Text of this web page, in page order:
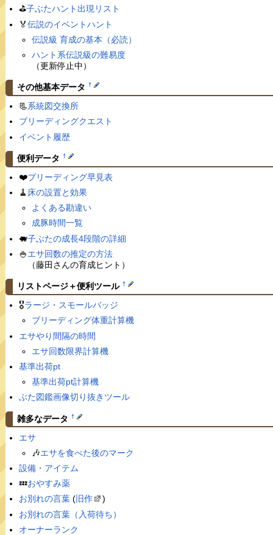
⛳️子ぶたハント出現リスト
🏅伝説のイベントハント
伝説級 育成の基本（必読）
ハント系伝説級の難易度
（更新停止中）
その他基本データ †
📃系統図交換所
ブリーディングクエスト
イベント履歴
便利データ †
❤️ブリーディング早見表
🧹 床の設置と効果
よくある勘違い
成豚時間一覧
🐖子ぶたの成長4段階の詳細
🍚エサ回数の推定の方法
（藤田さんの育成ヒント）
リストページ＋便利ツール †
🎖ラージ・スモールバッジ
ブリーディング体重計算機
エサやり間隔の時間
エサ回数限界計算機
基準出荷pt
基準出荷pt計算機
ぶた図鑑画像切り抜きツール
雑多なデータ †
エサ
🎶エサを食べた後のマーク
設備・アイテム
💤おやすみ薬
お別れの言葉(旧作
)
お別れの言葉（入荷待ち）
オーナーランク